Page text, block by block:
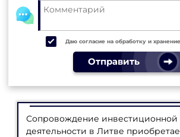
Даю согласие на обработку и
Отправить
Сопровождение инвестиционной
деятельности в Литве